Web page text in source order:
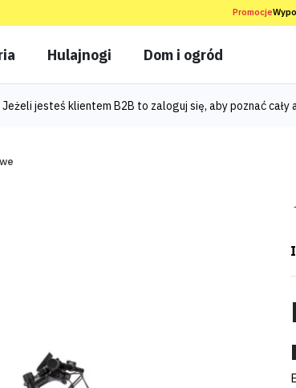
Promocje
Hulajnogi Dom i ogród
jesteś klientem B2B to zaloguj się, aby poznać